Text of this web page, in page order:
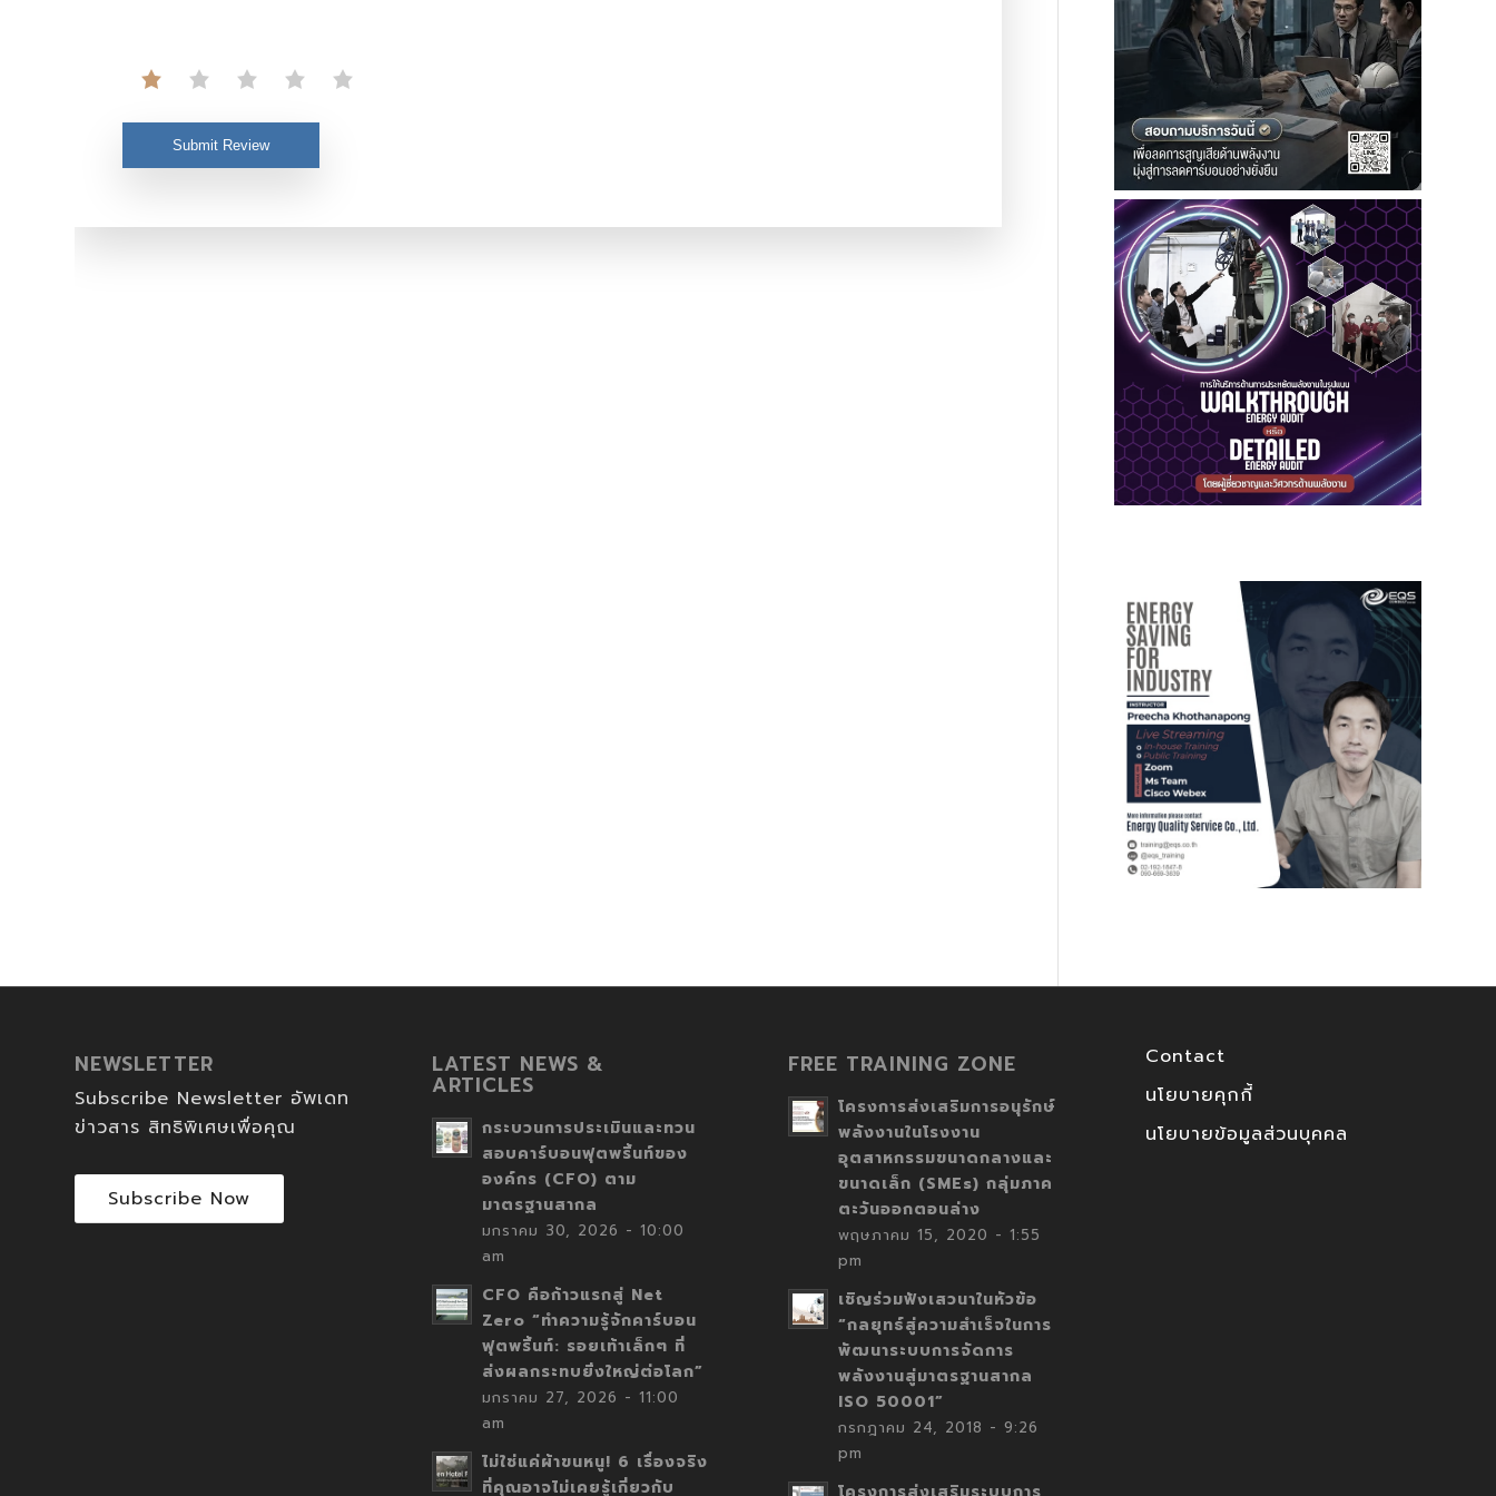
Submit Review
NEWSLETTER
Subscribe Newsletter อัพเดท
ข่าวสาร สิทธิพิเศษเพื่อคุณ
Subscribe Now
LATEST NEWS &
ARTICLES
กระบวนการประเมินและทวน
สอบคาร์บอนฟุตพริ้นท์ของ
องค์กร (CFO) ตาม
มาตรฐานสากล
มกราคม 30, 2026 - 10:00
am
CFO คือก้าวแรกสู่ Net
Zero “ทำความรู้จักคาร์บอน
ฟุตพริ้นท์: รอยเท้าเล็กๆ ที่
ส่งผลกระทบยิ่งใหญ่ต่อโลก”
มกราคม 27, 2026 - 11:00
am
ไม่ใช่แค่ผ้าขนหนู! 6 เรื่องจริง
ที่คุณอาจไม่เคยรู้เกี่ยวกับ
FREE TRAINING ZONE
โครงการส่งเสริมการอนุรักษ์
พลังงานในโรงงาน
อุตสาหกรรมขนาดกลางและ
ขนาดเล็ก (SMEs) กลุ่มภาค
ตะวันออกตอนล่าง
พฤษภาคม 15, 2020 - 1:55
pm
เชิญร่วมฟังเสวนาในหัวข้อ
“กลยุทธ์สู่ความสำเร็จในการ
พัฒนาระบบการจัดการ
พลังงานสู่มาตรฐานสากล
ISO 50001”
กรกฎาคม 24, 2018 - 9:26
pm
Contact
นโยบายคุกกี้
นโยบายข้อมูลส่วนบุคคล